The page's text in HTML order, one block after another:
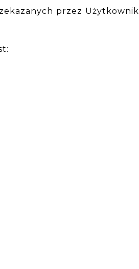
przez